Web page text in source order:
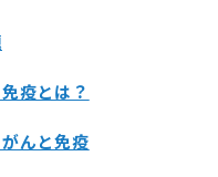
疫とは？
んと免疫